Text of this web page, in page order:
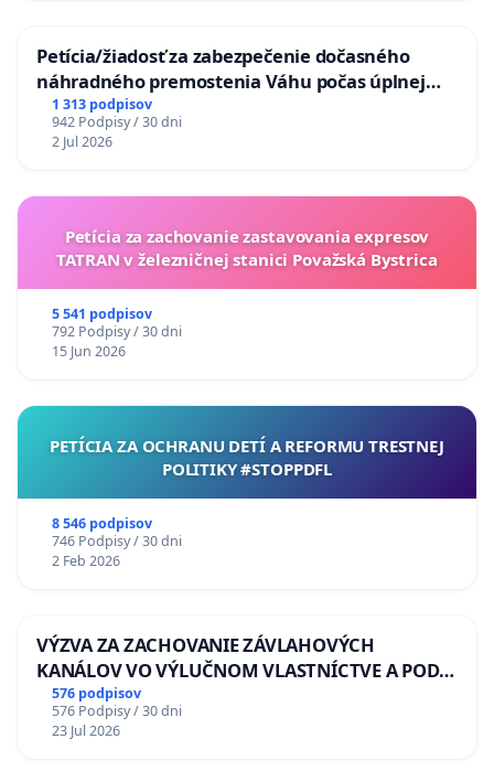
Petícia/žiadosť za zabezpečenie dočasného
náhradného premostenia Váhu počas úplnej
uzávery Vážskeho mosta v Komárne
1 313 podpisov
942 Podpisy / 30 dni
2 Jul 2026
Petícia za zachovanie zastavovania expresov
TATRAN v železničnej stanici Považská Bystrica
5 541 podpisov
792 Podpisy / 30 dni
15 Jun 2026
PETÍCIA ZA OCHRANU DETÍ A REFORMU TRESTNEJ
POLITIKY #STOPPDFL
8 546 podpisov
746 Podpisy / 30 dni
2 Feb 2026
VÝZVA ZA ZACHOVANIE ZÁVLAHOVÝCH
KANÁLOV VO VÝLUČNOM VLASTNÍCTVE A POD
KONTROLOU SLOVENSKEJ REPUBLIKY & žiadosť
na riešenie zanedbaného stavu závlahových a
odvodňovacích kanálov na Slovensku
576 podpisov
576 Podpisy / 30 dni
23 Jul 2026